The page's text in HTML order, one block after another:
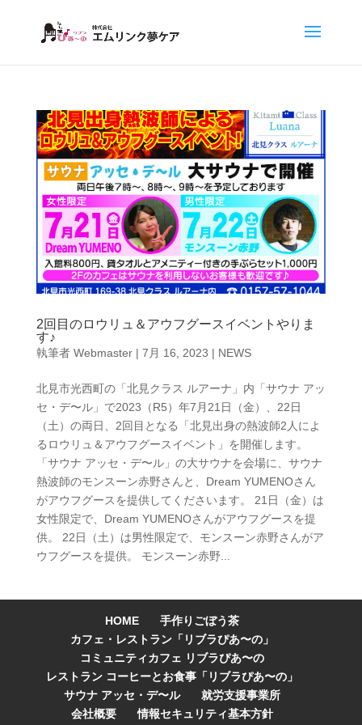
2回目のロウリュ＆アウフグースイベントやりま
す♪
執筆者 Webmaster| 7月 16, 2023 | NEWS
北見市光西町の「北見クラス ルアーナ」内「サウナ アッ
セ・デ〜ル」で2023（R5）年7月21日（金）、22日
（土）の両日、2回目となる「北見出身の熱波師2人によ
るロウリュ＆アウフグースイベント」を開催します。
「サウナ アッセ・デ〜ル」の大サウナを会場に、サウナ
熱波師のモンスーン赤野さんと、Dream YUMENOさん
がアウフグースを提供してくださいます。 21日（金）は
女性限定で、Dream YUMENOさんがアウフグースを提
供。 22日（土）は男性限定で、モンスーン赤野さんがア
ウフグースを提供。 モンスーン赤野...
HOME
手作りごぼう茶
カフェ・レストラン「リブラぴあ〜の」
コミュニティカフェ リブラぴあ〜の
レストラン コーヒーとお食事「リブラぴあ〜の」
サウナ アッセ・デ〜ル
就労支援事業所
会社概要
情報セキュリティ基本方針